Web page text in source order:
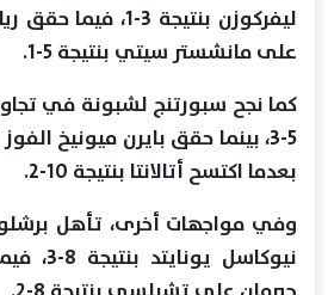
ليفركوزن بنتيجة 3-1،
على مانشستر سيتي بنتيجة 5-1.
كما نجح سبورتنج لشبونة في
5-3، بينما حقق بايرن ميونيخ
بعدما اكتسح أتالانتا بنتيجة 10-2.
وفي مواجهات أخرى، تأهل
نيوكاسل